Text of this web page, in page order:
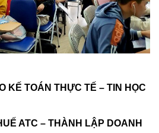
KẾ TOÁN THỰC TẾ – TIN HỌC
ATC – THÀNH LẬP DOANH